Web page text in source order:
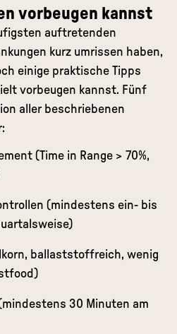
vorbeugen kannst
auftretenden
kurz umrissen haben,
einige praktische Tipps
vorbeugen kannst. Fünf
aller beschriebenen
(Time in Range > 70%,
(mindestens ein- bis
ballaststoffreich, wenig
30 Minuten am